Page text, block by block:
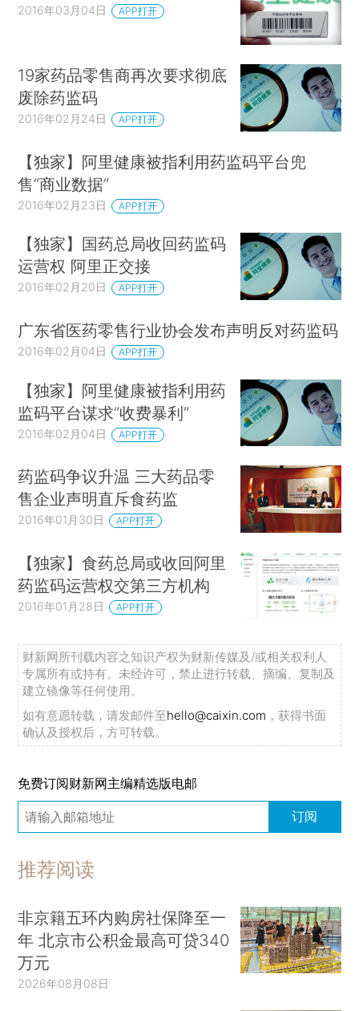
2016年03月04日 APP打开
19家药品零售商再次要求彻底
废除药监码
2016年02月24日 APP打开
【独家】阿里健康被指利用药监码平台兜
售“商业数据”
2016年02月23日 APP打开
【独家】国药总局收回药监码
运营权 阿里正交接
2016年02月20日 APP打开
广东省医药零售行业协会发布声明反对药监码
2016年02月04日 APP打开
【独家】阿里健康被指利用药
监码平台谋求“收费暴利”
2016年02月04日 APP打开
药监码争议升温 三大药品零
售企业声明直斥食药监
2016年01月30日 APP打开
【独家】食药总局或收回阿里
药监码运营权交第三方机构
2016年01月28日 APP打开
财新网所刊载内容之知识产权为财新传媒及/或相关权利人
专属所有或持有。未经许可，禁止进行转载、摘编、复制及
建立镜像等任何使用。
如有意愿转载，请发邮件至hello@caixin.com ，获得书面
确认及授权后，方可转载。
免费订阅财新网主编精选版电邮
订阅
推荐阅读
非京籍五环内购房社保降至一
年 北京市公积金最高可贷340
万元
2026年08月08日